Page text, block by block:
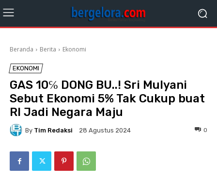
Beranda Berita Ekonomi
EKONOMI
GAS 10℅ DONG BU..! Sri Mulyani
Sebut Ekonomi 5% Tak Cukup buat
RI Jadi Negara Maju
By Tim Redaksi 28 Agustus 2024 0